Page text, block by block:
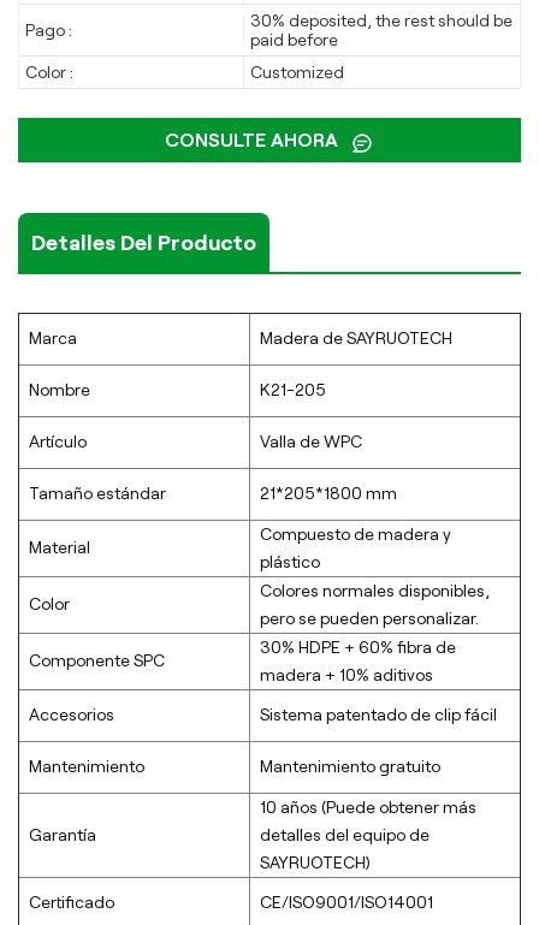
Pago :
30% deposited, the rest should be
paid before
Color :
Customized
CONSULTE AHORA
Detalles Del Producto
Marca Madera de SAYRUOTECH
Nombre K21-205
Artículo Valla de WPC
Tamaño estándar 21*205*1800 mm
Material
Compuesto de madera y
plástico
Color
Colores normales disponibles,
pero se pueden personalizar.
Componente SPC
30% HDPE + 60% fibra de
madera + 10% aditivos
Accesorios Sistema patentado de clip fácil
Mantenimiento Mantenimiento gratuito
Garantía
10 años (Puede obtener más
detalles del equipo de
SAYRUOTECH)
Certificado CE/ISO9001/ISO14001